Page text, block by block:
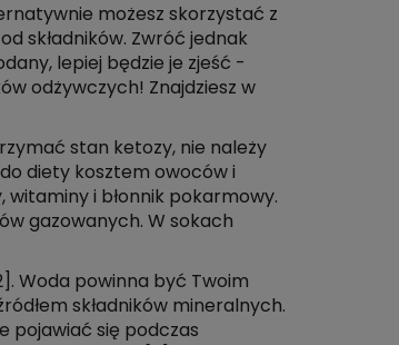
możesz skorzystać z
składników. Zwróć jednak
lepiej będzie je zjeść -
odżywczych! Znajdziesz w
stan ketozy, nie należy
diety kosztem owoców i
witaminy i błonnik pokarmowy.
gazowanych. W sokach
Woda powinna być Twoim
składników mineralnych.
pojawiać się podczas